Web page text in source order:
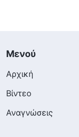
Μενού
Αρχική
Βίντεο
Αναγνώσεις